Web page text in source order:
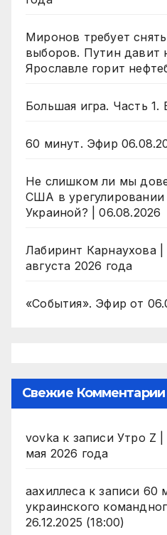
Миронов требует
выборов. Путин давит
Ярославле горит
Большая игра. Часть 1.
60 минут. Эфир
Не слишком ли мы
США в урегулировании
Украиной? | 06.08.2026
Лабиринт Карнаухова
августа 2026 года
«События». Эфир от
Свежие Комментарии
vovka к записи Утро Z
мая 2026 года
аахиллесак записи 60
украинского
26.12.2025 (18:00)